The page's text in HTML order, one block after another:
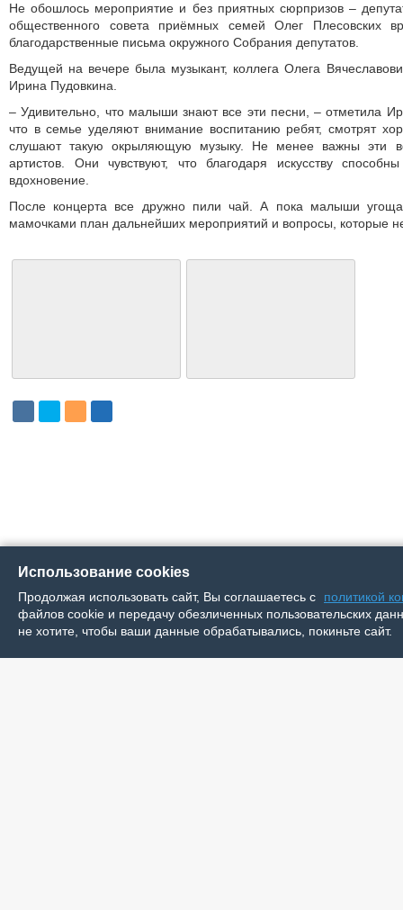
Не обошлось мероприятие и без приятных сюрпризов –
общественного совета приёмных семей Олег Плесовских
благодарственные письма окружного Собрания депутатов.
Ведущей на вечере была музыкант, коллега Олега
Ирина Пудовкина.
– Удивительно, что малыши знают все эти песни, – отметила
что в семье уделяют внимание воспитанию ребят, смотрят
слушают такую окрыляющую музыку. Не менее важны эти
артистов. Они чувствуют, что благодаря искусству
вдохновение.
После концерта все дружно пили чай. А пока малыши
мамочками план дальнейших мероприятий и вопросы, которые
Использование cookies
Продолжая использовать сайт, Вы соглашаетесь с
политикой
файлов cookie и передачу обезличенных пользовательских
не хотите, чтобы ваши данные обрабатывались, покиньте сайт.